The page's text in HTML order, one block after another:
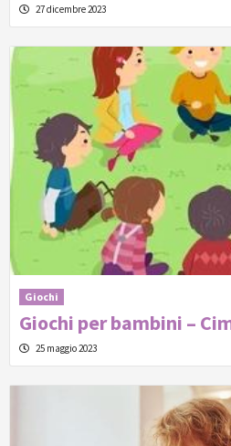
27 dicembre 2023
Giochi
Giochi per bambini –
25 maggio 2023